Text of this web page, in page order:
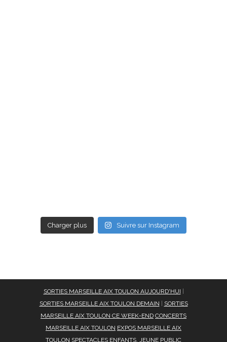
Charger plus Suivre sur Instagram
SORTIES MARSEILLE AIX TOULON AUJOURD'HUI
SORTIES MARSEILLE AIX TOULON DEMAIN
SORTIES
MARSEILLE AIX TOULON CE WEEK-END CONCERTS
MARSEILLE AIX TOULON EXPOS MARSEILLE AIX
TOULON SPECTACLES ENFANTS, JEUNE PUBLIC